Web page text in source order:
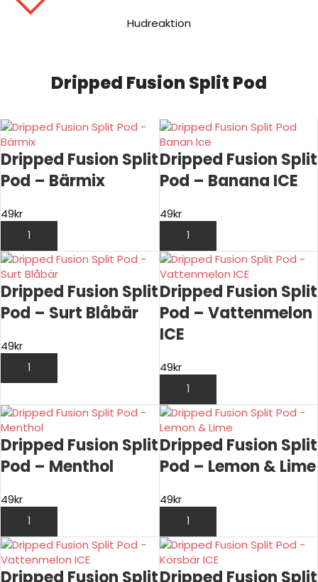
Hudreaktion
Dripped Fusion Split Pod
Dripped Fusion Split
Pod – Bärmix
49kr
LÄGG TILL I VARUKORG
Dripped Fusion Split
Pod – Banana ICE
49kr
LÄGG TILL I VARUKORG
Dripped Fusion Split
Pod – Surt Blåbär
49kr
LÄGG TILL I VARUKORG
Dripped Fusion Split
Pod – Vattenmelon
ICE
49kr
LÄGG TILL I VARUKORG
Dripped Fusion Split
Pod – Menthol
49kr
LÄGG TILL I VARUKORG
Dripped Fusion Split
Pod – Lemon & Lime
49kr
LÄGG TILL I VARUKORG
Dripped Fusion SplitDripped Fusion Split